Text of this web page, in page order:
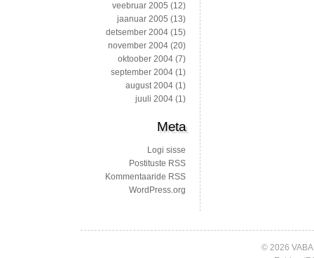
veebruar 2005 (12)
jaanuar 2005 (13)
detsember 2004 (15)
november 2004 (20)
oktoober 2004 (7)
september 2004 (1)
august 2004 (1)
juuli 2004 (1)
Meta
Logi sisse
Postituste RSS
Kommentaaride RSS
WordPress.org
© 2026